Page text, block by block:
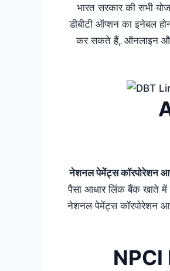
भारत सरकार की सभी
डीबीटी ऑप्शन का इनेबल
कर सकते हैं, ऑनलाइन और
नेशनल पेमेंट्स कॉरपोरेशन
पैसा आधार लिंक बैंक खाते में
नेशनल पेमेंट्स कॉरपोरेशन